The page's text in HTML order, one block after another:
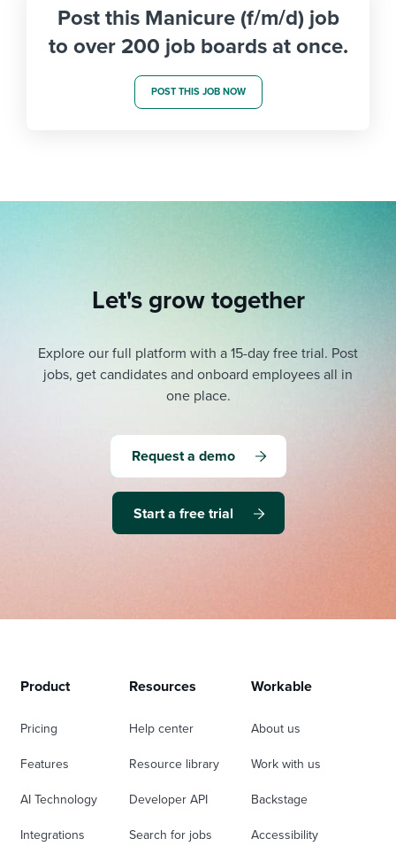
Post this Manicure (f/m/d) job
to over 200 job boards at once.
POST THIS JOB NOW
Let's grow together
Explore our full platform with a 15-day free trial. Post
jobs, get candidates and onboard employees all in
one place.
Request a demo
Start a free trial
Product
Pricing
Features
AI Technology
Integrations
Resources
Help center
Resource library
Developer API
Search for jobs
Workable
About us
Work with us
Backstage
Accessibility